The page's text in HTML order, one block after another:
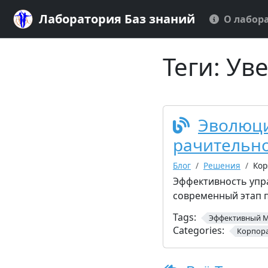
Лаборатория Баз знаний О
Теги:
Блог Решения
Эффективность
современный этап
Tags:
Эффективный
Categories: